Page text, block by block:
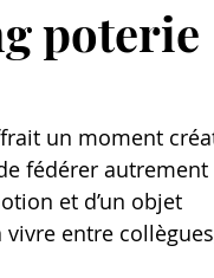
poterie
un moment
fédérer autrement
et d’un objet
entre